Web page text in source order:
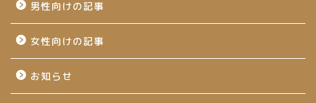
男性向けの記事
女性向けの記事
お知らせ